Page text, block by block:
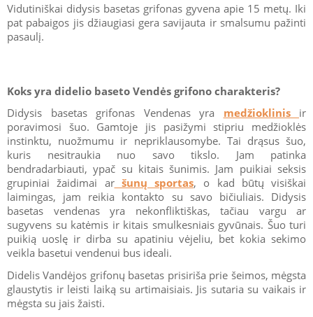
Vidutiniškai didysis basetas grifonas gyvena apie 15 metų. Iki
pat pabaigos jis džiaugiasi gera savijauta ir smalsumu pažinti
pasaulį.
Koks yra didelio baseto Vendės grifono charakteris?
Didysis basetas grifonas Vendenas yra medžioklinis ir
poravimosi šuo. Gamtoje jis pasižymi stipriu medžioklės
instinktu, nuožmumu ir nepriklausomybe. Tai drąsus šuo,
kuris nesitraukia nuo savo tikslo. Jam patinka
bendradarbiauti, ypač su kitais šunimis. Jam puikiai seksis
grupiniai žaidimai aršunų sportas, o kad būtų visiškai
laimingas, jam reikia kontakto su savo bičiuliais. Didysis
basetas vendenas yra nekonfliktiškas, tačiau vargu ar
sugyvens su katėmis ir kitais smulkesniais gyvūnais. Šuo turi
puikią uoslę ir dirba su apatiniu vėjeliu, bet kokia sekimo
veikla basetui vendenui bus ideali.
Didelis Vandėjos grifonų basetas prisiriša prie šeimos, mėgsta
glaustytis ir leisti laiką su artimaisiais. Jis sutaria su vaikais ir
mėgsta su jais žaisti.